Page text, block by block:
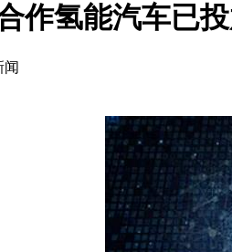
作氢能汽车已
闻